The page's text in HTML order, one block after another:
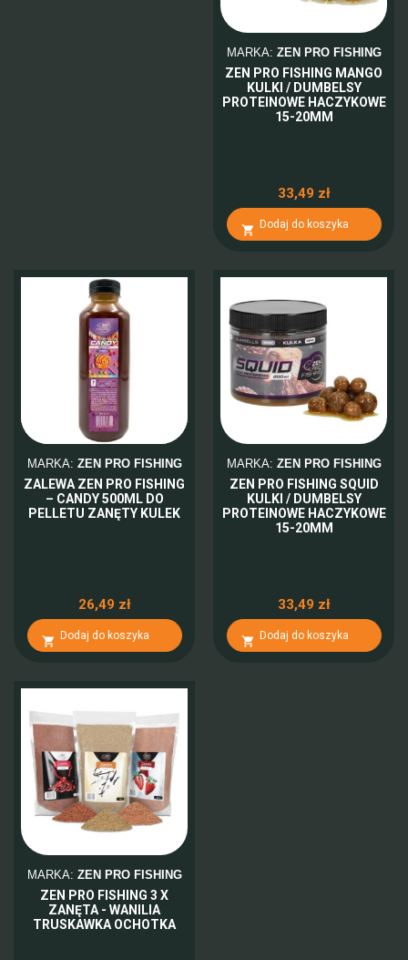
MARKA: ZEN PRO FISHING
ZEN PRO FISHING MANGO
KULKI / DUMBELSY
PROTEINOWE HACZYKOWE
15-20MM
33,49 zł
 Dodaj do koszyka
MARKA: ZEN PRO FISHING
ZALEWA ZEN PRO FISHING
– CANDY 500ML DO
PELLETU ZANĘTY KULEK
26,49 zł
 Dodaj do koszyka
MARKA: ZEN PRO FISHING
ZEN PRO FISHING SQUID
KULKI / DUMBELSY
PROTEINOWE HACZYKOWE
15-20MM
33,49 zł
 Dodaj do koszyka
MARKA: ZEN PRO FISHING
ZEN PRO FISHING 3 X
ZANĘTA - WANILIA
TRUSKAWKA OCHOTKA